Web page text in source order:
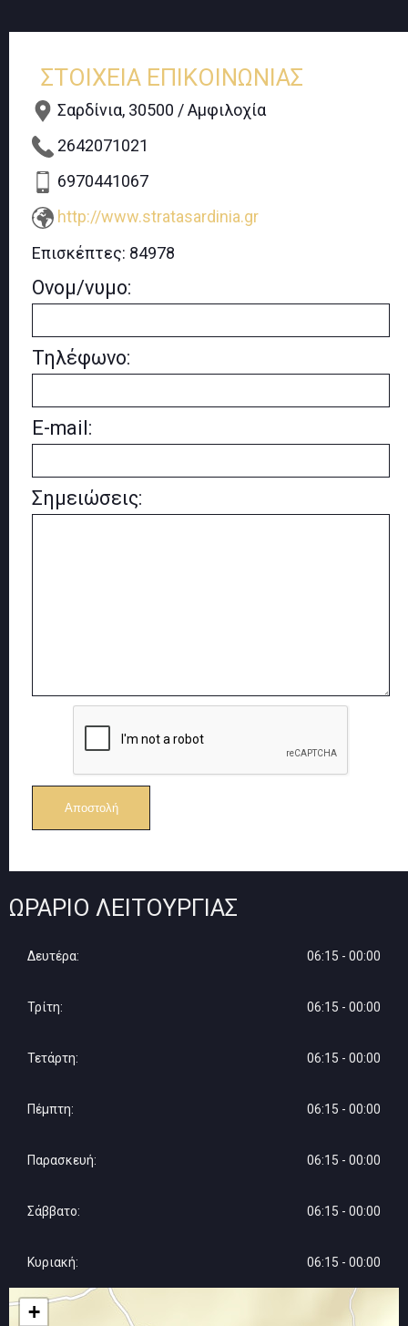
ΣΤΟΙΧΕΙΑ ΕΠΙΚΟΙΝΩΝΙΑΣ
Σαρδίνια, 30500 / Αμφιλοχία
2642071021
6970441067
http://www.stratasardinia.gr
Επισκέπτες: 84978
Ονομ/νυμο:
Τηλέφωνο:
E-mail:
Σημειώσεις:
ΩΡΆΡΙΟ ΛΕΙΤΟΥΡΓΊΑΣ
Δευτέρα: 06:15 - 00:00
Τρίτη: 06:15 - 00:00
Τετάρτη: 06:15 - 00:00
Πέμπτη: 06:15 - 00:00
Παρασκευή: 06:15 - 00:00
Σάββατο: 06:15 - 00:00
Κυριακή: 06:15 - 00:00
+